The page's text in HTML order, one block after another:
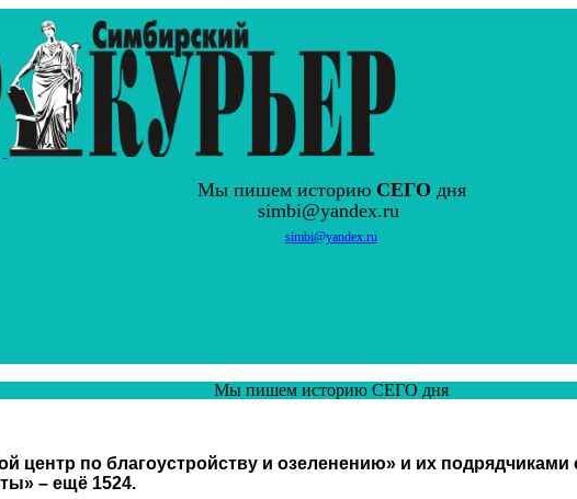
Мы пишем историю СЕГО дня
simbi@yandex.ru
simbi@yandex.ru
Мы пишем историю СЕГО дня
центр по благоустройству и озеленению» и их
– ещё 1524.